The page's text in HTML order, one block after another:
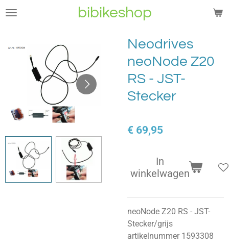
Ga
de
hoofdinhoud
bibikeshop
Neodrives
neoNode Z20
RS - JST-
Stecker
€ 69,95
In
winkelwagen
neoNode Z20 RS - JST-
Stecker/grijs
artikelnummer 1593308